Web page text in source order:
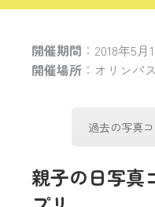
開催期間 ：2018年5
開催場所 ：オリンパ
過去の写真
親子の日写真